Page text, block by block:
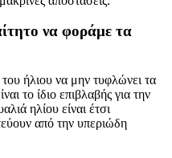
να φοράμε τα
ήλιου να μην τυφλώνει τα
το ίδιο επιβλαβής για την
ηλίου είναι έτσι
από την υπεριώδη